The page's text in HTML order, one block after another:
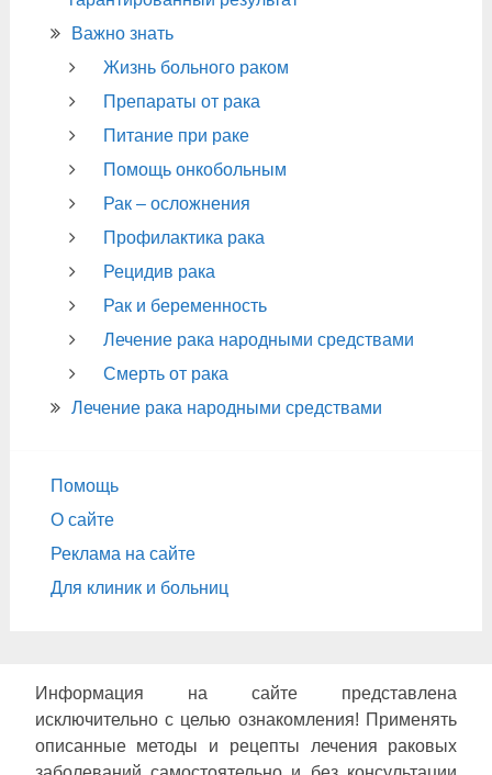
Важно знать
Жизнь больного раком
Препараты от рака
Питание при раке
Помощь онкобольным
Рак – осложнения
Профилактика рака
Рецидив рака
Рак и беременность
Лечение рака народными средствами
Смерть от рака
Лечение рака народными средствами
Помощь
О сайте
Реклама на сайте
Для клиник и больниц
Информация на сайте представлена
исключительно с целью ознакомления! Применять
описанные методы и рецепты лечения раковых